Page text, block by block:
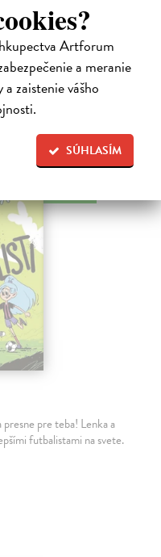
Artforum
a meranie
zaistenie vášho
SÚHLASÍM
sedí v triede rovno za ňou
Dokonca si
pre teba! Lenka a
futbalistami na svete.